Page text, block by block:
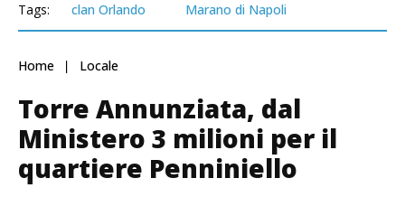
Tags: clan Orlando Marano di Napoli
Home Locale
Torre Annunziata, dal
Ministero 3 milioni per il
quartiere Penniniello